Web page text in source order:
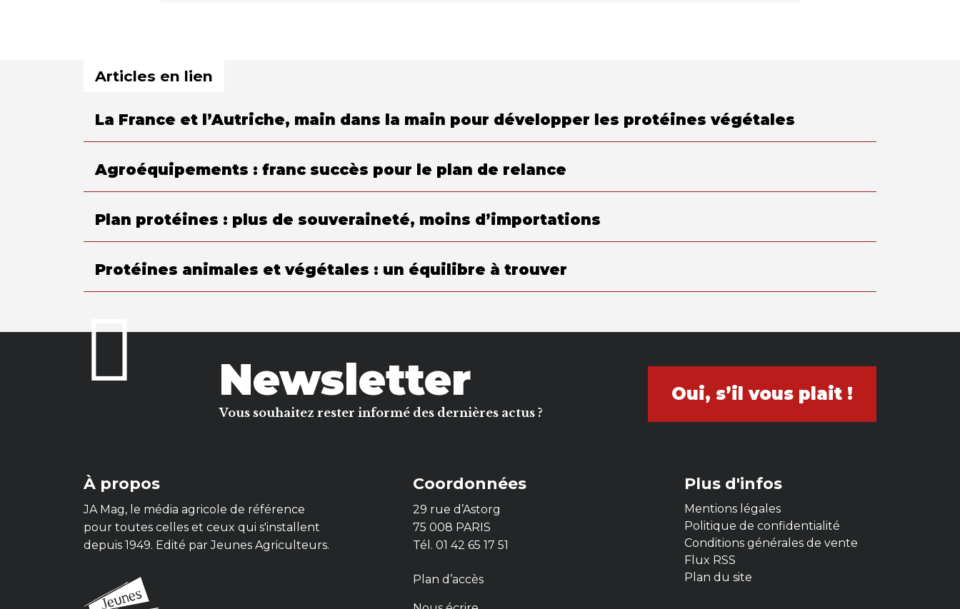
Articles en lien
La France et l’Autriche, main dans la main pour développer les protéines végétales
Agroéquipements : franc succès pour le plan de relance
Plan protéines : plus de souveraineté, moins d’importations
Protéines animales et végétales : un équilibre à trouver
Newsletter
Vous souhaitez rester informé des dernières actus ?
Oui, s’il vous plait !
À propos
JA Mag, le média agricole de référence
pour toutes celles et ceux qui s'installent
depuis 1949. Edité par Jeunes Agriculteurs.
Coordonnées
29 rue d’Astorg
75 008 PARIS
Tél. 01 42 65 17 51
Plan d’accès
Plus d'infos
Mentions légales
Politique de confidentialité
Conditions générales de vente
Flux RSS
Plan du site